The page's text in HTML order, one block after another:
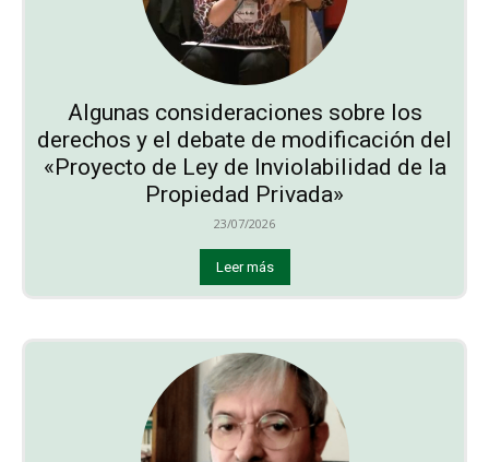
Algunas consideraciones sobre los
derechos y el debate de modificación del
«Proyecto de Ley de Inviolabilidad de la
Propiedad Privada»
23/07/2026
Leer más